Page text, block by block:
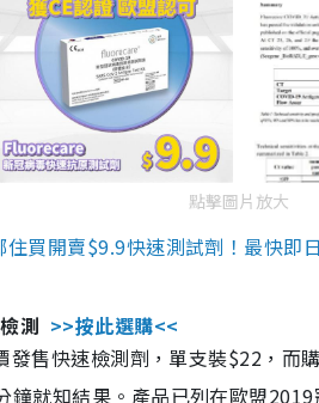
點擊圖片放大
買開賣$9.9快速測試劑！最快即
測 >>按此選購<<
發售快速檢測劑，單支裝$22，
就知結果。產品已列在歐盟